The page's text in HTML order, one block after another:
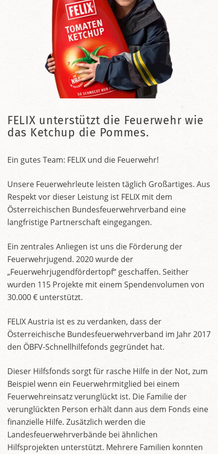
FELIX unterstützt die Feuerwehr wie
das Ketchup die Pommes.
Ein gutes Team: FELIX und die Feuerwehr!
Unsere Feuerwehrleute leisten täglich Großartiges. Aus
Respekt vor dieser Leistung ist FELIX mit dem
Österreichischen Bundesfeuerwehrverband eine
langfristige Partnerschaft eingegangen.
Ein zentrales Anliegen ist uns die Förderung der
Feuerwehrjugend. 2020 wurde der
„Feuerwehrjugendfördertopf“ geschaffen. Seither
wurden 115 Projekte mit einem Spendenvolumen von
30.000 € unterstützt.
FELIX Austria ist es zu verdanken, dass der
Österreichische Bundesfeuerwehrverband im Jahr 2017
den ÖBFV-Schnellhilfefonds gegründet hat.
Dieser Hilfsfonds sorgt für rasche Hilfe in der Not, zum
Beispiel wenn ein Feuerwehrmitglied bei einem
Feuerwehreinsatz verunglückt ist. Die Familie der
verunglückten Person erhält dann aus dem Fonds eine
finanzielle Hilfe. Zusätzlich werden die
Landesfeuerwehrverbände bei ähnlichen
Hilfsprojekten unterstützt. Mehrere Familien konnten